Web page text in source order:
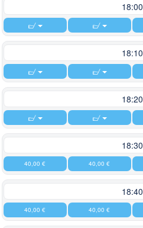
18:00
18:10
18:20
18:30
40,00 € 40,00 €
18:40
40,00 € 40,00 €